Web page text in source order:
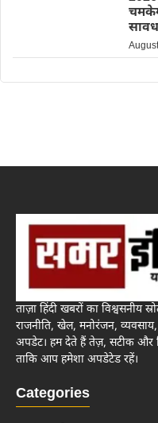
ताज़ा हिंदी खबरों का विश्वसनीय
राजनीति, खेल, मनोरंजन,
अपडेट। हम देते हैं तेज़, सटीक और
ताकि आप हमेशा अपडेटेड रहें।
Categories